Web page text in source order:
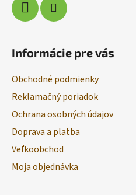
Informácie pre vás
Obchodné podmienky
Reklamačný poriadok
Ochrana osobných údajov
Doprava a platba
Veľkoobchod
Moja objednávka